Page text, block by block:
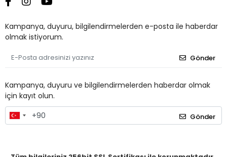
Kampanya, duyuru, bilgilendirmelerden e-posta ile haberdar
olmak istiyorum.
Gönder
Kampanya, duyuru ve bilgilendirmelerden haberdar olmak
için kayıt olun.
Gönder